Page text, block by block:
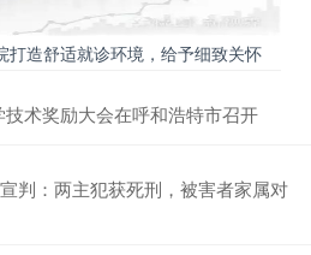
打造舒适就诊环境，给予细致关怀
术奖励大会在呼和浩特市召开
判：两主犯获死刑，被害者家属对